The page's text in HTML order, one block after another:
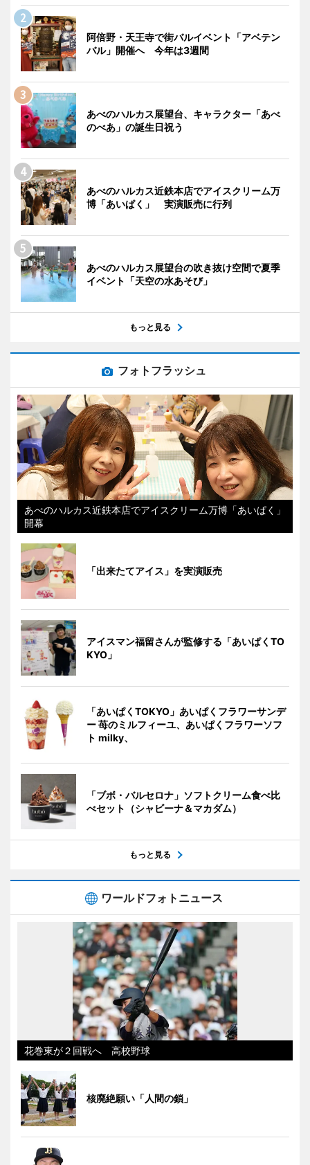
阿倍野・天王寺で街バルイベント「アベテン
バル」開催へ 今年は3週間
あべのハルカス展望台、キャラクター「あべ
のべあ」の誕生日祝う
あべのハルカス近鉄本店でアイスクリーム万
博「あいぱく」 実演販売に行列
あべのハルカス展望台の吹き抜け空間で夏季
イベント「天空の水あそび」
もっと見る
フォトフラッシュ
あべのハルカス近鉄本店でアイスクリーム万博「あいぱく」
開幕
「出来たてアイス」を実演販売
アイスマン福留さんが監修する「あいぱくTO
KYO」
「あいぱくTOKYO」あいぱくフラワーサンデ
ー 苺のミルフィーユ、あいぱくフラワーソフ
ト milky、
「ブボ・バルセロナ」ソフトクリーム食べ比
べセット（シャビーナ＆マカダム）
もっと見る
ワールドフォトニュース
花巻東が２回戦へ 高校野球
核廃絶願い「人間の鎖」